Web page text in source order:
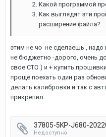
Какой программой
Как выглядят эти
расширение файла?
этим не чо не сделаешь , надо
не бюджетно -дорого, очень
свое СТО ) и + купить
проще поехать один раз
делать калибровки и так с
прикрепил
Недоступно